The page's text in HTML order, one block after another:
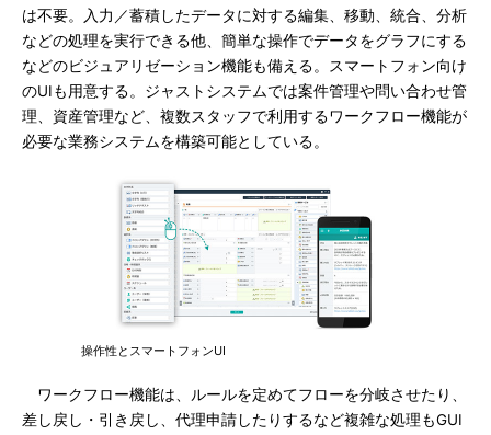
は不要。入力／蓄積したデータに対する編集、移動、統合、分析
などの処理を実行できる他、簡単な操作でデータをグラフにする
などのビジュアリゼーション機能も備える。スマートフォン向け
のUIも用意する。ジャストシステムでは案件管理や問い合わせ管
理、資産管理など、複数スタッフで利用するワークフロー機能が
必要な業務システムを構築可能としている。
操作性とスマートフォンUI
ワークフロー機能は、ルールを定めてフローを分岐させたり、
差し戻し・引き戻し、代理申請したりするなど複雑な処理もGUI